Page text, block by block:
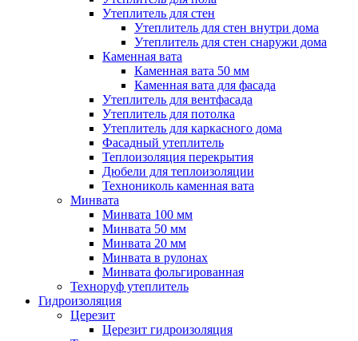
Утеплитель для стен
Утеплитель для стен внутри дома
Утеплитель для стен снаружи дома
Каменная вата
Каменная вата 50 мм
Каменная вата для фасада
Утеплитель для вентфасада
Утеплитель для потолка
Утеплитель для каркасного дома
Фасадный утеплитель
Теплоизоляция перекрытия
Дюбели для теплоизоляции
Технониколь каменная вата
Минвата
Минвата 100 мм
Минвата 50 мм
Минвата 20 мм
Минвата в рулонах
Минвата фольгированная
Техноруф утеплитель
Гидроизоляция
Церезит
Церезит гидроизоляция